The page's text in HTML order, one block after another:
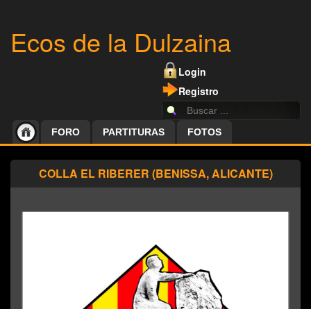
Ecos de la Dulzaina
Login
Registro
FORO PARTITURAS FOTOS
COLLA EL RIBERER (BENISSA, ALICANTE)